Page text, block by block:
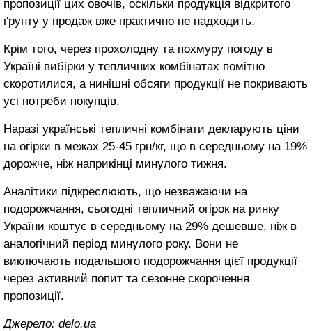
пропозиції цих овочів, оскільки продукція відкритого
ґрунту у продаж вже практично не надходить.
Крім того, через прохолодну та похмуру погоду в
Україні вибірки у тепличних комбінатах помітно
скоротилися, а нинішні обсяги продукції не покривають
усі потреби покупців.
Наразі українські тепличні комбінати декларують ціни
на огірки в межах 25-45 грн/кг, що в середньому на 19%
дорожче, ніж наприкінці минулого тижня.
Аналітики підкреслюють, що незважаючи на
подорожчання, сьогодні тепличний огірок на ринку
України коштує в середньому на 29% дешевше, ніж в
аналогічний період минулого року. Вони не
виключають подальшого подорожчання цієї продукції
через активний попит та сезонне скорочення
пропозиції.
Джерело: delo.ua